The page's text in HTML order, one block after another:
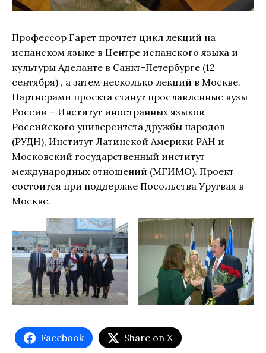
Профессор Гарет прочтет цикл лекций на
испанском языке в Центре испанского языка и
культуры Аделанте в Санкт-Петербурге (12
сентября) , а затем несколько лекций в Москве.
Партнерами проекта станут прославленные вузы
России – Институт иностранных языков
Российского университета дружбы народов
(РУДН), Институт Латинской Америки РАН и
Московский государственный институт
международных отношений (МГИМО). Проект
состоится при поддержке Посольства Уругвая в
Москве.
Facebook Share on X